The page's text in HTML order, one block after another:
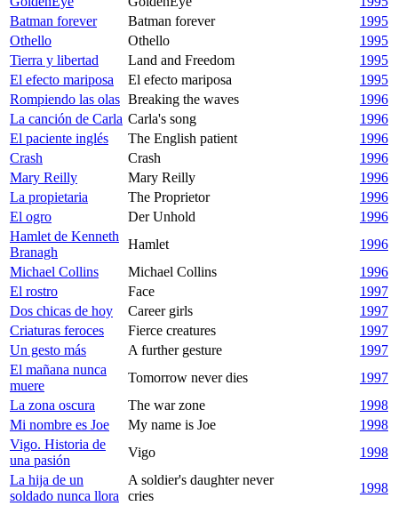
Batman forever
Batman forever
1995
Othello
Othello
1995
Tierra y libertad
Land and Freedom
1995
El efecto mariposa
El efecto mariposa
1995
Rompiendo las olas Breaking the waves
1996
La canción de Carla Carla's song
1996
El paciente inglés
The English patient
1996
Crash
Crash
1996
Mary Reilly
Mary Reilly
1996
La propietaria
The Proprietor
1996
El ogro
Der Unhold
1996
Hamlet de Kenneth
Branagh
Hamlet
1996
Michael Collins
Michael Collins
1996
El rostro
Face
1997
Dos chicas de hoy
Career girls
1997
Criaturas feroces
Fierce creatures
1997
Un gesto más
A further gesture
1997
El mañana nunca
muere
Tomorrow never dies
1997
La zona oscura
The war zone
1998
Mi nombre es Joe
My name is Joe
1998
Vigo. Historia de
una pasión
Vigo
1998
La hija de un
soldado nunca llora
A soldier's daughter never
cries
1998